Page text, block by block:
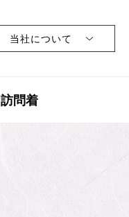
当社について
訪問着